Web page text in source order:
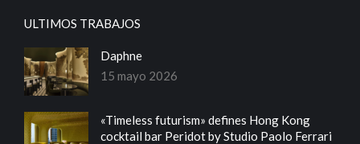
opens
in
new
window
opens
in
new
window
opens
in
new
window
opens
in
new
ULTIMOS TRABAJOS
Daphne
15 mayo 2026
«Timeless futurism» defines Hong Kong
cocktail bar Peridot by Studio Paolo Ferrari